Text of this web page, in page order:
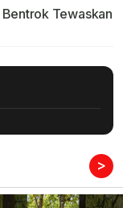
Tewaskan
>